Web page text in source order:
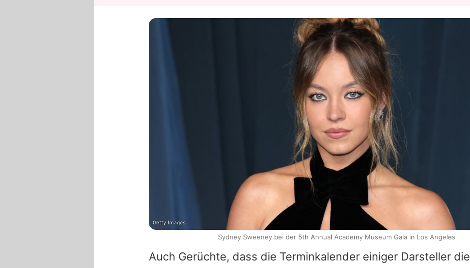
Auch Gerüchte, dass die Terminkalender einiger Darsteller die
Getty Images
Sydney Sweeney bei der 5th Annual Academy Museum Gala in Los Angeles